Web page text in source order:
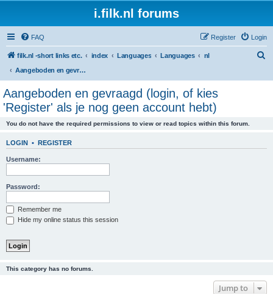
i.filk.nl forums
FAQ Login
Register
filk.nl -short links etc. index Languages Languages
nl
Aangeboden en gevraagd (login, of kies 'Register' als je nog geen account hebt)
Aangeboden en gevraagd (login, of kies
'Register' als je nog geen account hebt)
You do not have the required permissions to view or read topics within this forum.
LOGIN • REGISTER
Username:
Password:
Remember me
Hide my online status this session
This category has no forums.
Jump to